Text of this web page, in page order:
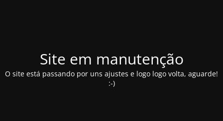
Site em manutenção
O site está passando por uns ajustes e logo logo volta, aguarde!
:-)